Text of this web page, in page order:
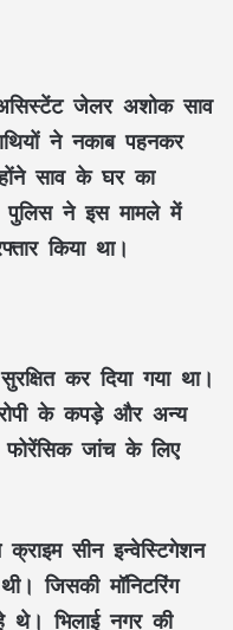
जेलर अशोक साव
ने नकाब पहनकर
साव के घर का
पुलिस ने इस मामले में
किया था।
कर दिया गया था।
के कपड़े और अन्य
फोरेंसिक जांच के लिए
सीन इन्वेस्टिगेशन
जिसकी मॉनिटरिंग
थे। भिलाई नगर की